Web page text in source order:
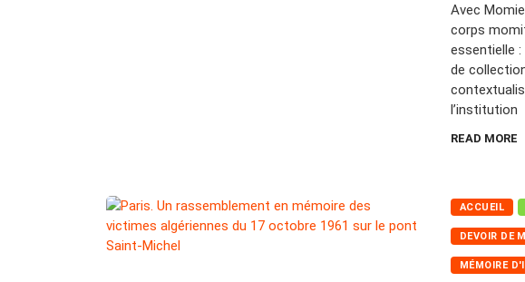
Avec
corps
essentielle
de
l’institution
READ MORE
ACCUEIL
DEVOIR DE
MÉMOIRE